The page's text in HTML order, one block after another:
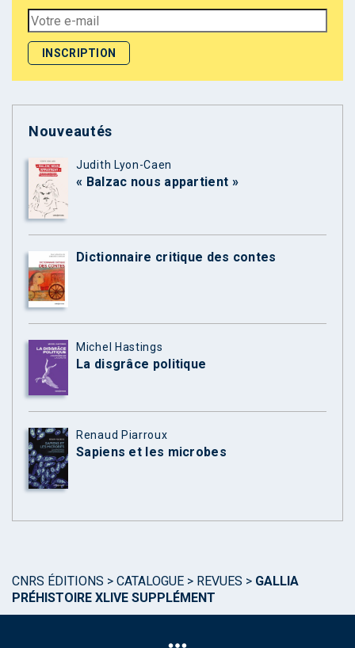
Nouveautés
Judith Lyon-Caen
« Balzac nous appartient »
Dictionnaire critique des contes
Michel Hastings
La disgrâce politique
Renaud Piarroux
Sapiens et les microbes
CNRS ÉDITIONS > CATALOGUE > REVUES > GALLIA
PRÉHISTOIRE XLIVE SUPPLÉMENT